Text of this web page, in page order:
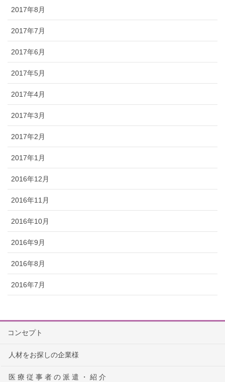
2017年8月
2017年7月
2017年6月
2017年5月
2017年4月
2017年3月
2017年2月
2017年1月
2016年12月
2016年11月
2016年10月
2016年9月
2016年8月
2016年7月
コンセプト
人材をお探しの企業様
医 療 従 事 者 の 派 遣 ・ 紹 介